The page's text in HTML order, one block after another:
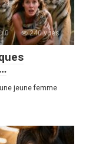
0 240 vues
jeune femme